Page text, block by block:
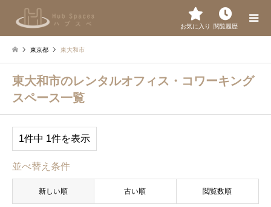
お気に入り 閲覧履歴
東京都 東大和市
東大和市のレンタルオフィス・コワーキング
スペース一覧
1件中 1件を表示
並べ替え条件
新しい順 古い順 閲覧数順